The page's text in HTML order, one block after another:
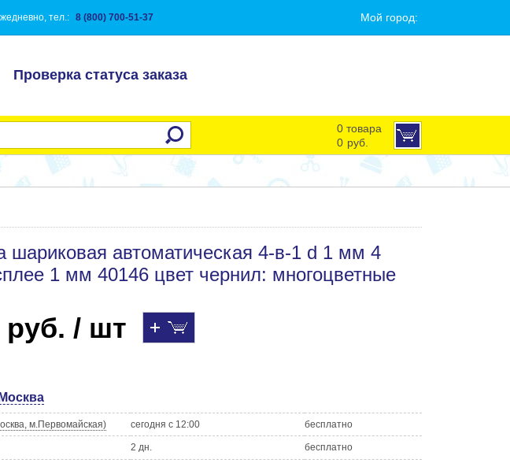
тел.: 8 (800) 700-51-37 Мой город:
Проверка статуса заказа
0 товара
0 руб.
шариковая автоматическая 4-в-1 d 1 мм 4
1 мм 40146 цвет чернил: многоцветные
руб. / шт
м.Первомайская) сегодня с 12:00 бесплатно
2 дн. бесплатно